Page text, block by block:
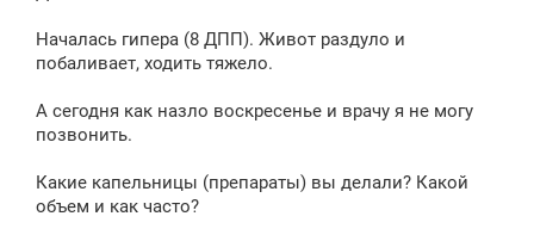
н
и
Началась гипера (8 ДПП). Живот раздуло и
побаливает, ходить тяжело.
А сегодня как назло воскресенье и врачу я не могу
позвонить.
Какие капельницы (препараты) вы делали? Какой
объем и как часто?